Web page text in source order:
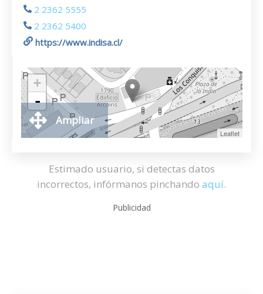
2 2362 5555
2 2362 5400
https://www.indisa.cl/
+
-
Leaflet
Ampliar
Estimado usuario, si detectas datos
incorrectos, infórmanos pinchando aquí.
Publicidad